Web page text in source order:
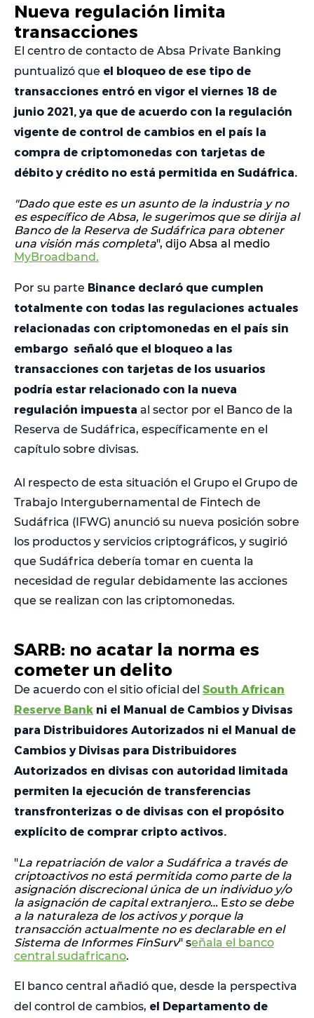
Nueva regulación limita
transacciones
El centro de contacto de Absa Private Banking
puntualizó que el bloqueo de ese tipo de
transacciones entró en vigor el viernes 18 de
junio 2021, ya que de acuerdo con la regulación
vigente de control de cambios en el país la
compra de criptomonedas con tarjetas de
débito y crédito no está permitida en Sudáfrica.
"Dado que este es un asunto de la industria y no
es específico de Absa, le sugerimos que se dirija al
Banco de la Reserva de Sudáfrica para obtener
una visión más completa", dijo Absa al medio
MyBroadband .
Por su parte Binance declaró que cumplen
totalmente con todas las regulaciones actuales
relacionadas con criptomonedas en el país sin
embargo señaló que el bloqueo a las
transacciones con tarjetas de los usuarios
podría estar relacionado con la nueva
regulación impuesta al sector por el Banco de la
Reserva de Sudáfrica, específicamente en el
capítulo sobre divisas.
Al respecto de esta situación el Grupo el Grupo de
Trabajo Intergubernamental de Fintech de
Sudáfrica (IFWG) anunció su nueva posición sobre
los productos y servicios criptográficos, y sugirió
que Sudáfrica debería tomar en cuenta la
necesidad de regular debidamente las acciones
que se realizan con las criptomonedas.
SARB: no acatar la norma es
cometer un delito
De acuerdo con el sitio oficial del South African
Reserve Bank ni el Manual de Cambios y Divisas
para Distribuidores Autorizados ni el Manual de
Cambios y Divisas para Distribuidores
Autorizados en divisas con autoridad limitada
permiten la ejecución de transferencias
transfronterizas o de divisas con el propósito
explícito de comprar cripto activos.
"La repatriación de valor a Sudáfrica a través de
criptoactivos no está permitida como parte de la
asignación discrecional única de un individuo y/o
la asignación de capital extranjero… Esto se debe
a la naturaleza de los activos y porque la
transacción actualmente no es declarable en el
Sistema de Informes FinSurv" señala el banco
central sudafricano.
El banco central añadió que, desde la perspectiva
del control de cambios, el Departamento de